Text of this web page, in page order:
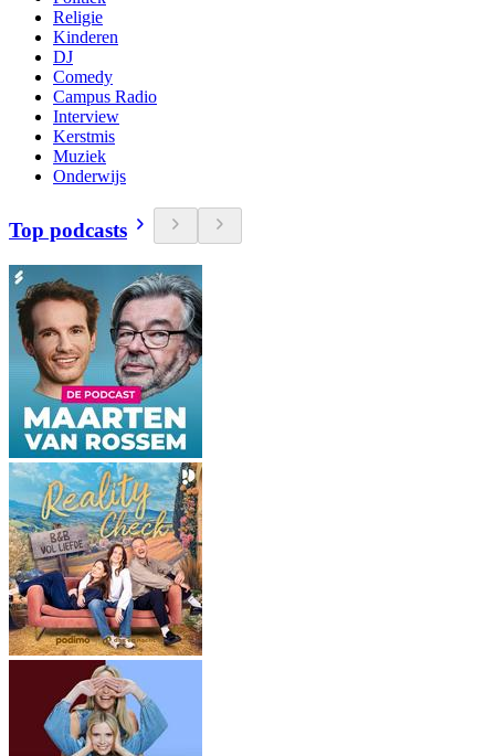
Religie
Kinderen
DJ
Comedy
Campus Radio
Interview
Kerstmis
Muziek
Onderwijs
Top podcasts